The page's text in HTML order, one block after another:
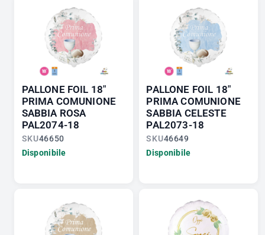
PALLONE FOIL 18"
PRIMA COMUNIONE
SABBIA ROSA
PAL2074-18
SKU46650
Disponibile
PALLONE FOIL 18"
PRIMA COMUNIONE
SABBIA CELESTE
PAL2073-18
SKU46649
Disponibile